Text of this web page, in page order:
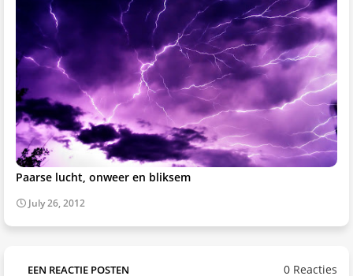
Paarse lucht, onweer en bliksem
July 26, 2012
EEN REACTIE POSTEN 0 Reacties